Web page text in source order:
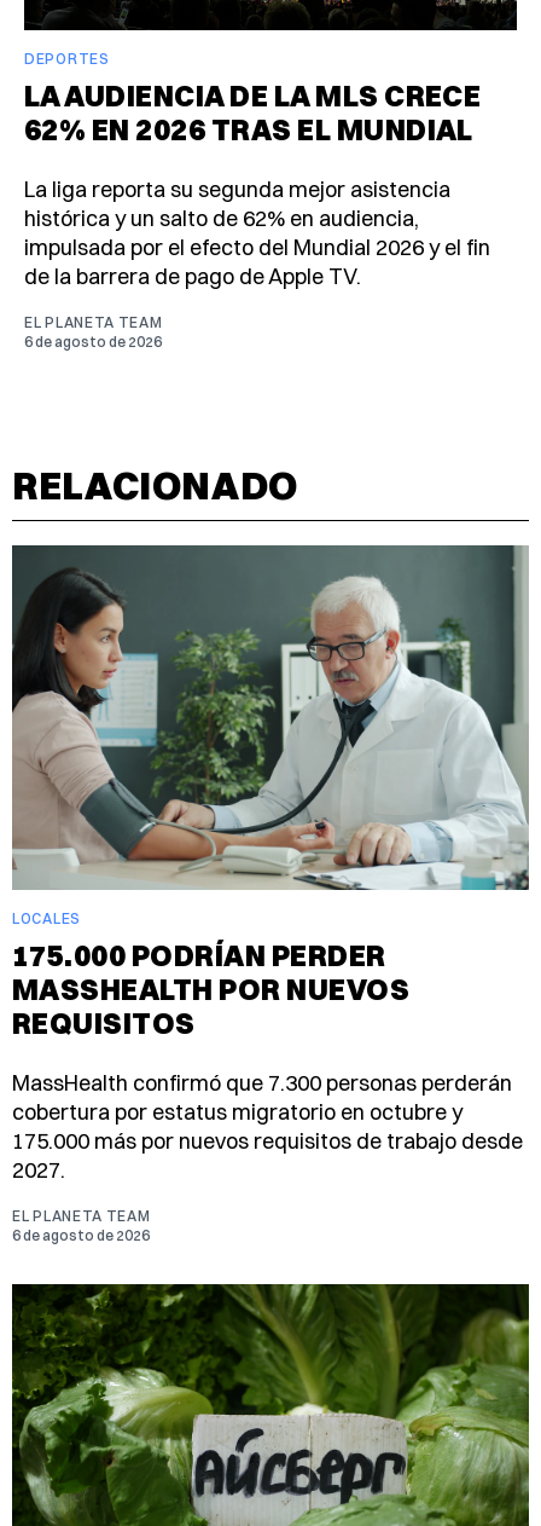
DEPORTES
LA AUDIENCIA DE LA MLS CRECE
62% EN 2026 TRAS EL MUNDIAL
La liga reporta su segunda mejor asistencia
histórica y un salto de 62% en audiencia,
impulsada por el efecto del Mundial 2026 y el fin
de la barrera de pago de Apple TV.
EL PLANETA TEAM
6 de agosto de 2026
RELACIONADO
LOCALES
175.000 PODRÍAN PERDER
MASSHEALTH POR NUEVOS
REQUISITOS
MassHealth confirmó que 7.300 personas perderán
cobertura por estatus migratorio en octubre y
175.000 más por nuevos requisitos de trabajo desde
2027.
EL PLANETA TEAM
6 de agosto de 2026